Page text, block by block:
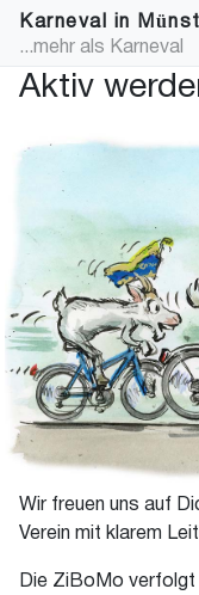
Karneval in
...mehr als Karneval
Aktiv
Wir freuen uns auf
Verein mit klarem
Die ZiBoMo verfolgt